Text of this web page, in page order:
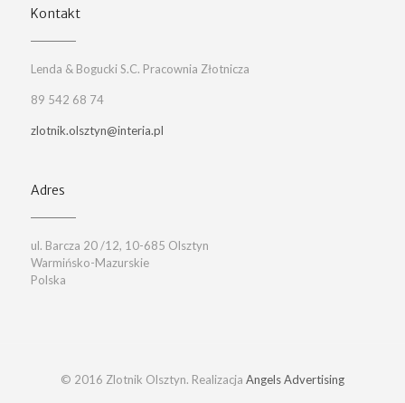
Kontakt
Lenda & Bogucki S.C. Pracownia Złotnicza
89 542 68 74
zlotnik.olsztyn@interia.pl
Adres
ul. Barcza 20 /12, 10-685 Olsztyn
Warmińsko-Mazurskie
Polska
© 2016 Zlotnik Olsztyn. Realizacja Angels Advertising